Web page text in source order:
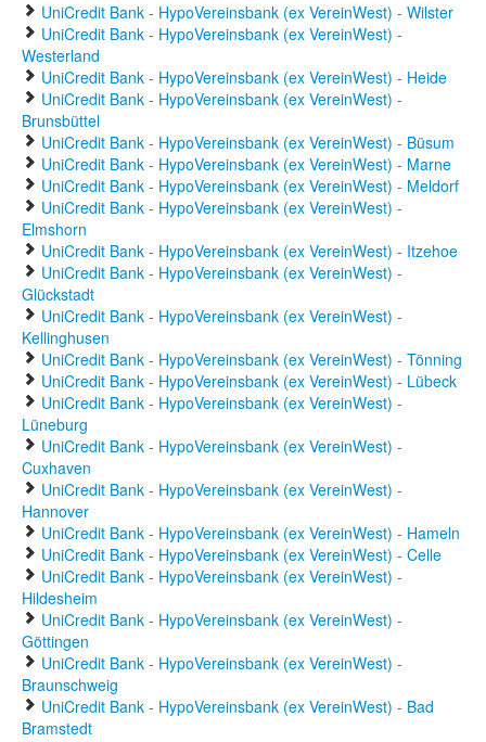
UniCredit Bank - HypoVereinsbank (ex VereinWest) - Wilster
UniCredit Bank - HypoVereinsbank (ex VereinWest) -
Westerland
UniCredit Bank - HypoVereinsbank (ex VereinWest) - Heide
UniCredit Bank - HypoVereinsbank (ex VereinWest) -
Brunsbüttel
UniCredit Bank - HypoVereinsbank (ex VereinWest) - Büsum
UniCredit Bank - HypoVereinsbank (ex VereinWest) - Marne
UniCredit Bank - HypoVereinsbank (ex VereinWest) - Meldorf
UniCredit Bank - HypoVereinsbank (ex VereinWest) -
Elmshorn
UniCredit Bank - HypoVereinsbank (ex VereinWest) - Itzehoe
UniCredit Bank - HypoVereinsbank (ex VereinWest) -
Glückstadt
UniCredit Bank - HypoVereinsbank (ex VereinWest) -
Kellinghusen
UniCredit Bank - HypoVereinsbank (ex VereinWest) - Tönning
UniCredit Bank - HypoVereinsbank (ex VereinWest) - Lübeck
UniCredit Bank - HypoVereinsbank (ex VereinWest) -
Lüneburg
UniCredit Bank - HypoVereinsbank (ex VereinWest) -
Cuxhaven
UniCredit Bank - HypoVereinsbank (ex VereinWest) -
Hannover
UniCredit Bank - HypoVereinsbank (ex VereinWest) - Hameln
UniCredit Bank - HypoVereinsbank (ex VereinWest) - Celle
UniCredit Bank - HypoVereinsbank (ex VereinWest) -
Hildesheim
UniCredit Bank - HypoVereinsbank (ex VereinWest) -
Göttingen
UniCredit Bank - HypoVereinsbank (ex VereinWest) -
Braunschweig
UniCredit Bank - HypoVereinsbank (ex VereinWest) - Bad
Bramstedt